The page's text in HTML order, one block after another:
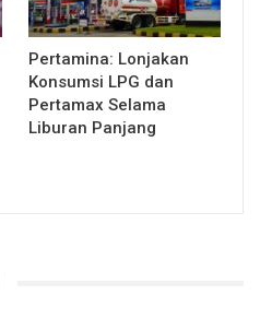
Pertamina: Lonjakan
Konsumsi LPG dan
Pertamax Selama
Liburan Panjang